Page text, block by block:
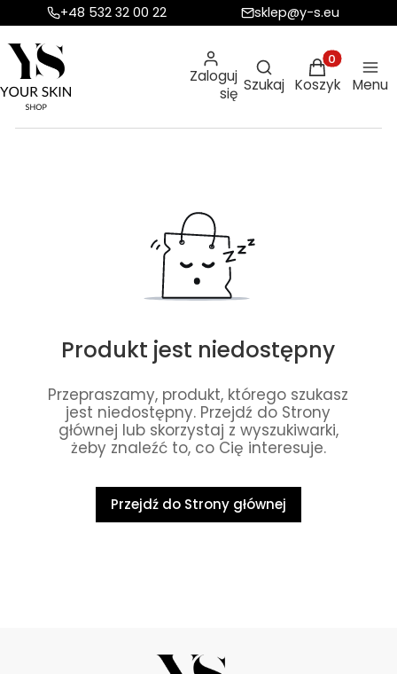
+48 532 32 00 22 sklep@y-s.eu
Zaloguj
się
Otwórz
Szukaj
Produkty w
Koszyk Menu
Produkt jest niedostępny
Przepraszamy, produkt, którego szukasz
jest niedostępny. Przejdź do Strony
głównej lub skorzystaj z wyszukiwarki,
żeby znaleźć to, co Cię interesuje.
Przejdź do Strony głównej